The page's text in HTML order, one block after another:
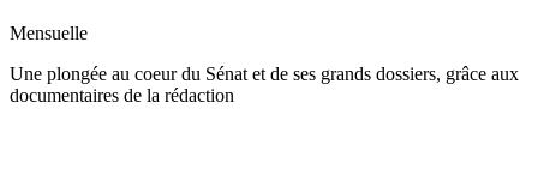
Mensuelle
Une plongée au coeur du Sénat et de ses grands dossiers, grâce aux
documentaires de la rédaction